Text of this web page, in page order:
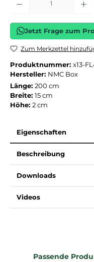
Jetzt Frage zum
Zum Merkzettel
Produktnummer: x13-
Hersteller: NMC Box
Länge: 200 cm
Breite: 15 cm
Höhe: 2 cm
Eigenschaften
Beschreibung
Downloads
Videos
Produktgalerie
Passende